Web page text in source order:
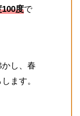
度で
し、春
ます。